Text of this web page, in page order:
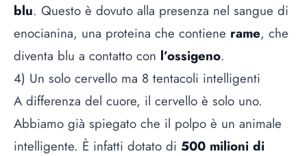
blu. Questo è dovuto alla presenza nel sangue di
enocianina, una proteina che contiene rame, che
diventa blu a contatto con l’ossigeno.
4) Un solo cervello ma 8 tentacoli intelligenti
A differenza del cuore, il cervello è solo uno.
Abbiamo già spiegato che il polpo è un animale
intelligente. È infatti dotato di 500 milioni di